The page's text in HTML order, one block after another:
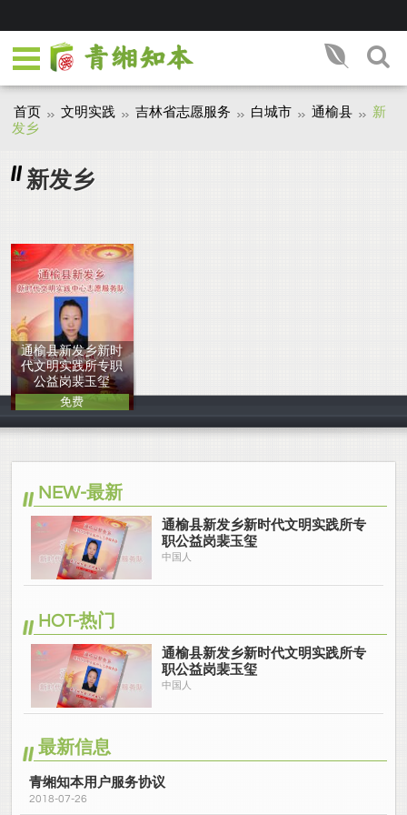
首页 文明实践 吉林省志愿服务 白城市 通榆县
新
发乡
新发乡
通榆县新发乡新时
代文明实践所专职
公益岗裴玉玺
中国人
免费
NEW-最新
通榆县新发乡新时代文明实践所专
职公益岗裴玉玺
中国人
HOT-热门
通榆县新发乡新时代文明实践所专
职公益岗裴玉玺
中国人
最新信息
青缃知本用户服务协议
2018-07-26